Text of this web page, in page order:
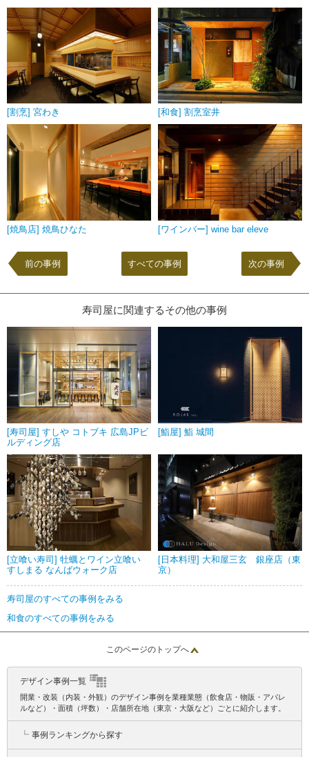
[割烹] 宮わき [和食] 割烹室井
[焼鳥店] 焼鳥ひなた [ワインバー] wine bar eleve
前の事例 次の事例
すべての事例
寿司屋に関連するその他の事例
[寿司屋] すしや コトブキ 広島JPビ
ルディング店
[鮨屋] 鮨 城間
[立喰い寿司] 牡蠣とワイン立喰い
すしまる なんばウォーク店
[日本料理] 大和屋三玄 銀座店（東
京）
寿司屋のすべての事例をみる
和食のすべての事例をみる
このページのトップへ
デザイン事例一覧
開業・改装（内装・外観）のデザイン事例を業種業態（飲食店・物販・アパレ
ルなど）・面積（坪数）・店舗所在地（東京・大阪など）ごとに紹介します。
┗ 事例ランキングから探す